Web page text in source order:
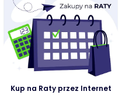
Kup na Raty przez Internet